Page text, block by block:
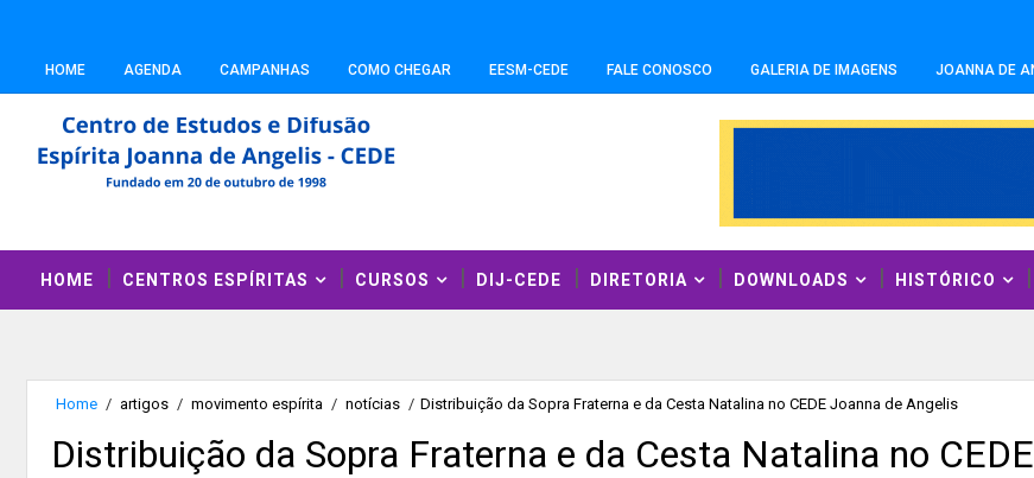
HOME AGENDA CAMPANHAS COMO CHEGAR EESM-CEDE FALE CONOSCO GALERIA DE IMAGENS JOANNA DE
HOME CENTROS ESPÍRITAS CURSOS DIJ-CEDE DIRETORIA DOWNLOADS HISTÓRICO
Home / artigos / movimento espírita / notícias / Distribuição da Sopra Fraterna e da Cesta Natalina no CEDE Joanna de Angelis
Distribuição da Sopra Fraterna e da Cesta Natalina no CEDE